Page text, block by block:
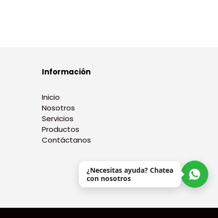
Información
Inicio
Nosotros
Servicios
Productos
Contáctanos
¿Necesitas ayuda? Chatea
con nosotros